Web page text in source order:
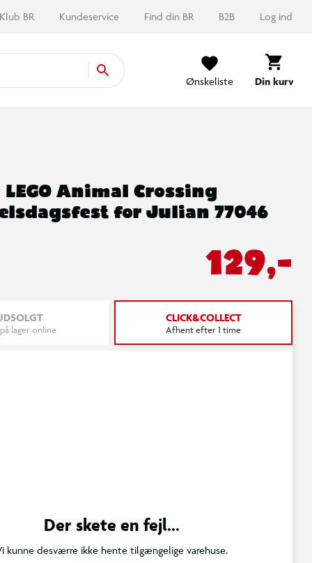
Klub BR Kundeservice Find din BR B2B Log ind
Ønskeliste Din kurv
LEGO Animal Crossing
for Julian 77046
129,-
lager online
CLICK&COLLECT
Afhent efter 1 time
Der skete en fejl...
kunne desværre ikke hente tilgængelige varehuse.